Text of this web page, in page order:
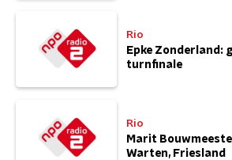
Rio
Epke Zonderland:
turnfinale
Rio
Marit
Warten, Friesland